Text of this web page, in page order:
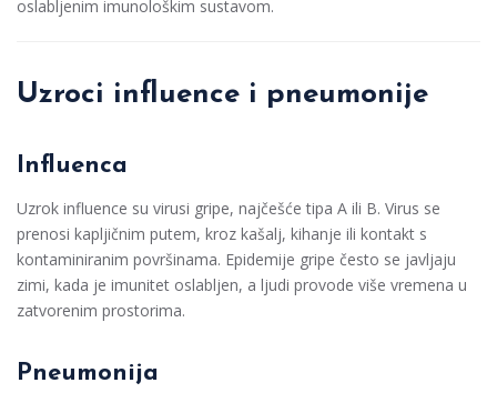
oslabljenim imunološkim sustavom.
Uzroci influence i pneumonije
Influenca
Uzrok influence su virusi gripe, najčešće tipa A ili B. Virus se
prenosi kapljičnim putem, kroz kašalj, kihanje ili kontakt s
kontaminiranim površinama. Epidemije gripe često se javljaju
zimi, kada je imunitet oslabljen, a ljudi provode više vremena u
zatvorenim prostorima.
Pneumonija